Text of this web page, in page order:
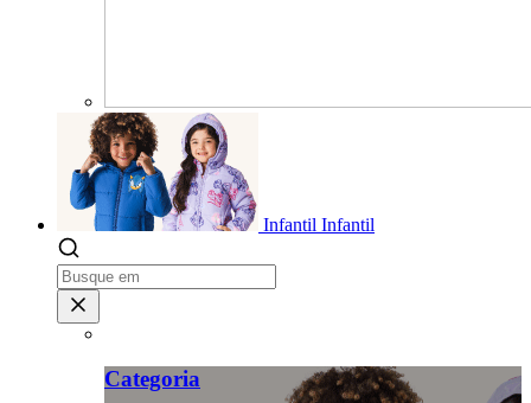
Infantil Infantil
Categoria